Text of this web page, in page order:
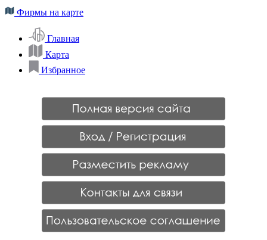
Фирмы на карте
Главная
Карта
Избранное